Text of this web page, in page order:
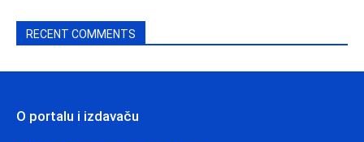
RECENT COMMENTS
O portalu i izdavaču